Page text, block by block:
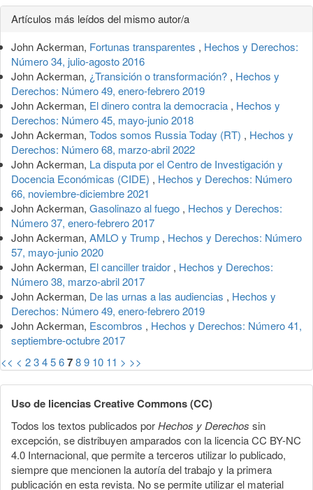
Detalles
del
artículo
Artículos más leídos del mismo autor/a
John Ackerman, Fortunas transparentes , Hechos y Derechos:
Número 34, julio-agosto 2016
John Ackerman, ¿Transición o transformación? , Hechos y
Derechos: Número 49, enero-febrero 2019
John Ackerman, El dinero contra la democracia , Hechos y
Derechos: Número 45, mayo-junio 2018
John Ackerman, Todos somos Russia Today (RT) , Hechos y
Derechos: Número 68, marzo-abril 2022
John Ackerman, La disputa por el Centro de Investigación y
Docencia Económicas (CIDE) , Hechos y Derechos: Número
66, noviembre-diciembre 2021
John Ackerman, Gasolinazo al fuego , Hechos y Derechos:
Número 37, enero-febrero 2017
John Ackerman, AMLO y Trump , Hechos y Derechos: Número
57, mayo-junio 2020
John Ackerman, El canciller traidor , Hechos y Derechos:
Número 38, marzo-abril 2017
John Ackerman, De las urnas a las audiencias , Hechos y
Derechos: Número 49, enero-febrero 2019
John Ackerman, Escombros , Hechos y Derechos: Número 41,
septiembre-octubre 2017
<< < 23456789 10 11 > >>
Uso de licencias Creative Commons (CC)
Todos los textos publicados porHechos y Derechos sin
excepción, se distribuyen amparados con la licencia CC BY-NC
4.0 Internacional, que permite a terceros utilizar lo publicado,
siempre que mencionen la autoría del trabajo y la primera
publicación en esta revista. No se permite utilizar el material